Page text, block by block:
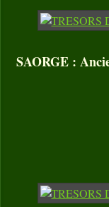
SAORGE :